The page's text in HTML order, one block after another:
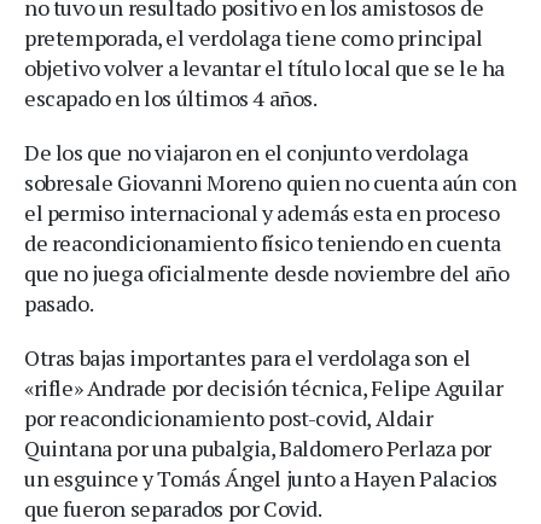
no tuvo un resultado positivo en los amistosos de
pretemporada, el verdolaga tiene como principal
objetivo volver a levantar el título local que se le ha
escapado en los últimos 4 años.
De los que no viajaron en el conjunto verdolaga
sobresale Giovanni Moreno quien no cuenta aún con
el permiso internacional y además esta en proceso
de reacondicionamiento físico teniendo en cuenta
que no juega oficialmente desde noviembre del año
pasado.
Otras bajas importantes para el verdolaga son el
«rifle» Andrade por decisión técnica, Felipe Aguilar
por reacondicionamiento post-covid, Aldair
Quintana por una pubalgia, Baldomero Perlaza por
un esguince y Tomás Ángel junto a Hayen Palacios
que fueron separados por Covid.